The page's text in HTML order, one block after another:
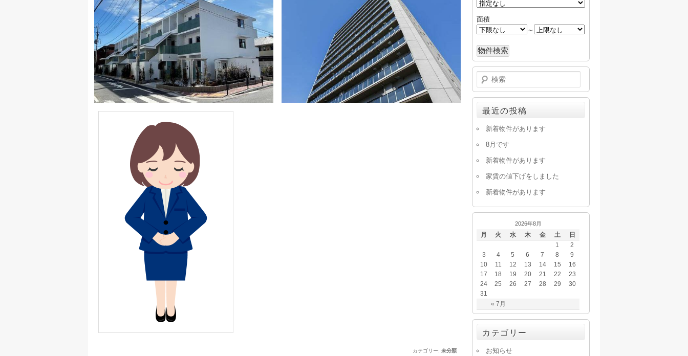
カテゴリー: 未分類
面積
～
検
索
最近の投稿
新着物件があります
8月です
新着物件があります
家賃の値下げをしました
新着物件があります
2026年8月
月 火 水 木 金 土 日
« 7月
1
2
3
4 5 6 7 8
9
10
11 12 13 14 15
16
17
18 19 20 21 22
23
24
25 26 27 28 29
30
31
カテゴリー
お知らせ